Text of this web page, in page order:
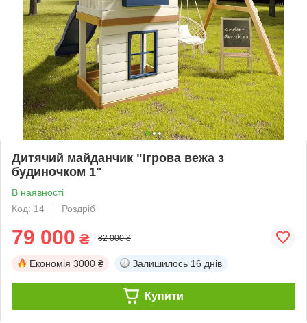
Дитячий майданчик "Ігрова вежа з
будиночком 1"
В наявності
Код: 14
Роздріб
79 000 ₴ 82 000 ₴
Економія 3000 ₴ Залишилось 16 днів
Купити